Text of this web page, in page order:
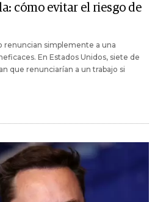
cómo evitar el riesgo de
renuncian simplemente a una
En Estados Unidos, siete de
que renunciarían a un trabajo si